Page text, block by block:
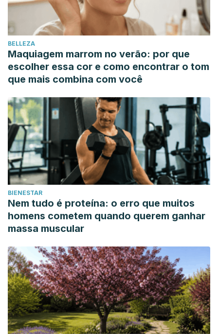
physical performance, range of motion, and injury
incidence in healthy active individuals: a systematic review.
Applied Physiology, Nutrition, and Metabolism. 41(1): 1-11.
https://doi.org/10.1139/apnm-2015-0235
Apostolopoulos, Nikos, et al. “La Importancia de la Posición
y la Intensidad del Estiramiento. Una Revisión Sistemática-
(2019).
González Domínguez, José Ángel. “Una historia
del’running’y la fisioterapia.”Fisioteràpia al dia, vol. 14, n. 3
(nov. 2018).(2018).
BELLEZA
Maquiagem marrom no verão: por que
escolher essa cor e como encontrar o tom
que mais combina com você
BIENESTAR
Nem tudo é proteína: o erro que muitos
homens cometem quando querem ganhar
massa muscular